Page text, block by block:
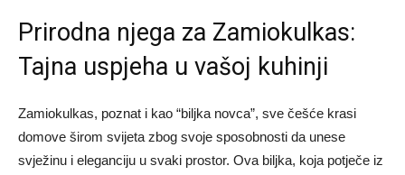
Prirodna njega za Zamiokulkas:
Tajna uspjeha u vašoj kuhinji
Zamiokulkas, poznat i kao “biljka novca”, sve češće krasi
domove širom svijeta zbog svoje sposobnosti da unese
svježinu i eleganciju u svaki prostor. Ova biljka, koja potječe iz